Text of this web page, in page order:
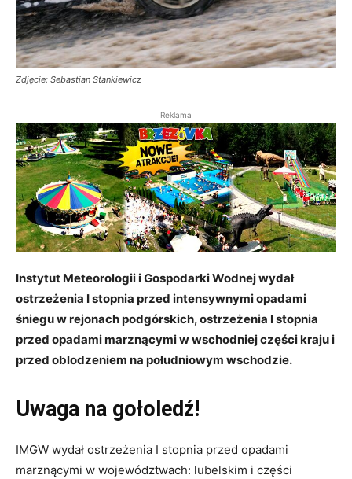
Zdjęcie: Sebastian Stankiewicz
Reklama
Instytut Meteorologii i Gospodarki Wodnej wydał
ostrzeżenia I stopnia przed intensywnymi opadami
śniegu w rejonach podgórskich, ostrzeżenia I stopnia
przed opadami marznącymi w wschodniej części kraju i
przed oblodzeniem na południowym wschodzie.
Uwaga na gołoledź!
IMGW wydał ostrzeżenia I stopnia przed opadami
marznącymi w województwach: lubelskim i części